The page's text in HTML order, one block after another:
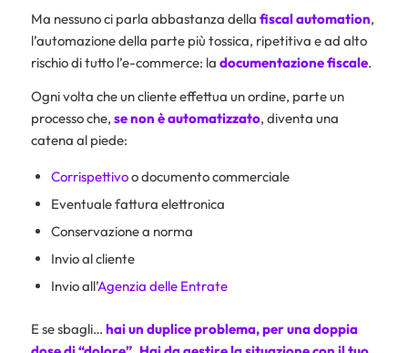
Ma nessuno ci parla abbastanza della fiscal automation,
l’automazione della parte più tossica, ripetitiva e ad alto
rischio di tutto l’e-commerce: la documentazione fiscale.
Ogni volta che un cliente effettua un ordine, parte un
processo che, se non è automatizzato, diventa una
catena al piede:
Corrispettivoo documento commerciale
Eventuale fattura elettronica
Conservazione a norma
Invio al cliente
Invio all’Agenzia delle Entrate
E se sbagli… hai un duplice problema, per una doppia